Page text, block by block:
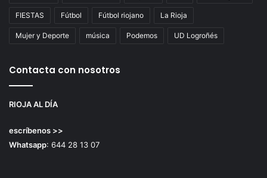
FIESTAS Fútbol Fútbol riojano La Rioja
Mujer y Deporte música Podemos UD Logroñés
Contacta con nosotros
RIOJA AL DÍA
escríbenos >>
Whatsapp: 644 28 13 07